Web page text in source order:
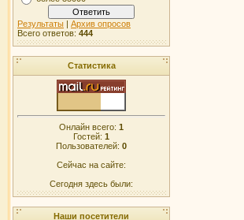
Результаты | Архив опросов
Всего ответов: 444
Статистика
Онлайн всего: 1
Гостей: 1
Пользователей: 0
Сейчас на сайте:
Сегодня здесь были:
Наши посетители